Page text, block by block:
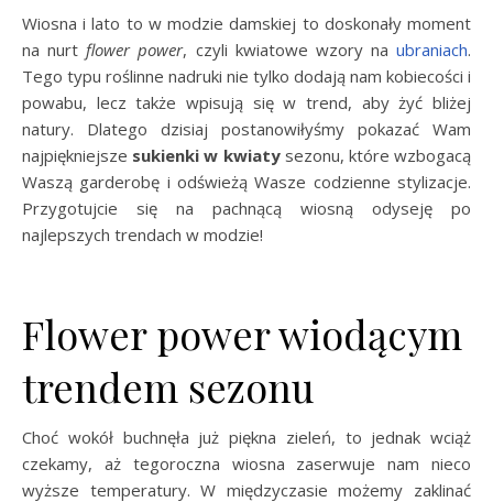
Wiosna i lato to w modzie damskiej to doskonały moment
na nurtflower power, czyli kwiatowe wzory na ubraniach.
Tego typu roślinne nadruki nie tylko dodają nam kobiecości i
powabu, lecz także wpisują się w trend, aby żyć bliżej
natury. Dlatego dzisiaj postanowiłyśmy pokazać Wam
najpiękniejsze sukienki w kwiatysezonu, które wzbogacą
Waszą garderobę i odświeżą Wasze codzienne stylizacje.
Przygotujcie się na pachnącą wiosną odyseję po
najlepszych trendach w modzie!
Flower power wiodącym
trendem sezonu
Choć wokół buchnęła już piękna zieleń, to jednak wciąż
czekamy, aż tegoroczna wiosna zaserwuje nam nieco
wyższe temperatury. W międzyczasie możemy zaklinać